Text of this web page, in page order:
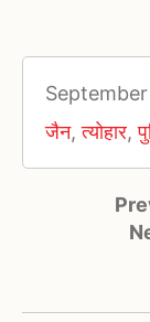
जैन,त्योहार,